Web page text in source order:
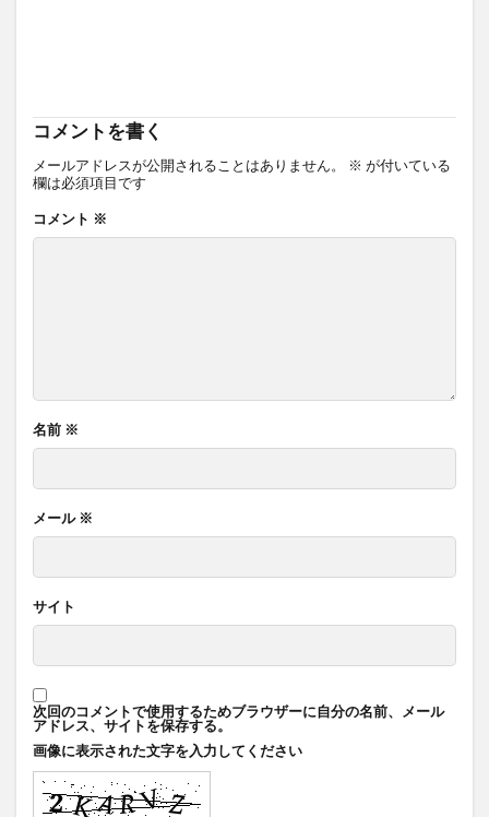
コメントを書く
メールアドレスが公開されることはありません。 ※ が付いている
欄は必須項目です
コメント ※
名前 ※
メール ※
サイト
次回のコメントで使用するためブラウザーに自分の名前、メール
アドレス、サイトを保存する。
画像に表示された文字を入力してください